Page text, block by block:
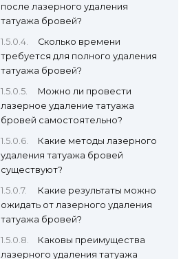
после лазерного удаления
татуажа бровей?
Сколько времени
требуется для полного удаления
татуажа бровей?
Можно ли провести
лазерное удаление татуажа
бровей самостоятельно?
Какие методы лазерного
удаления татуажа бровей
существуют?
Какие результаты можно
ожидать от лазерного удаления
татуажа бровей?
Каковы преимущества
лазерного удаления татуажа